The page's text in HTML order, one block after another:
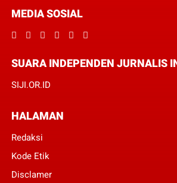
MEDIA SOSIAL
SUARA INDEPENDEN JURNALIS
SIJI.OR.ID
HALAMAN
Redaksi
Kode Etik
Disclamer